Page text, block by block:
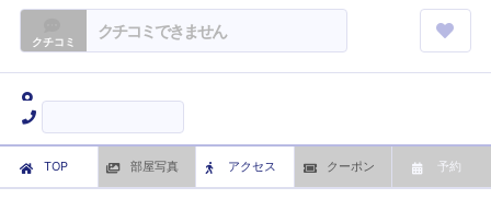
クチコミ クチコミできません
TOP 部屋写真 アクセス クーポン 予約